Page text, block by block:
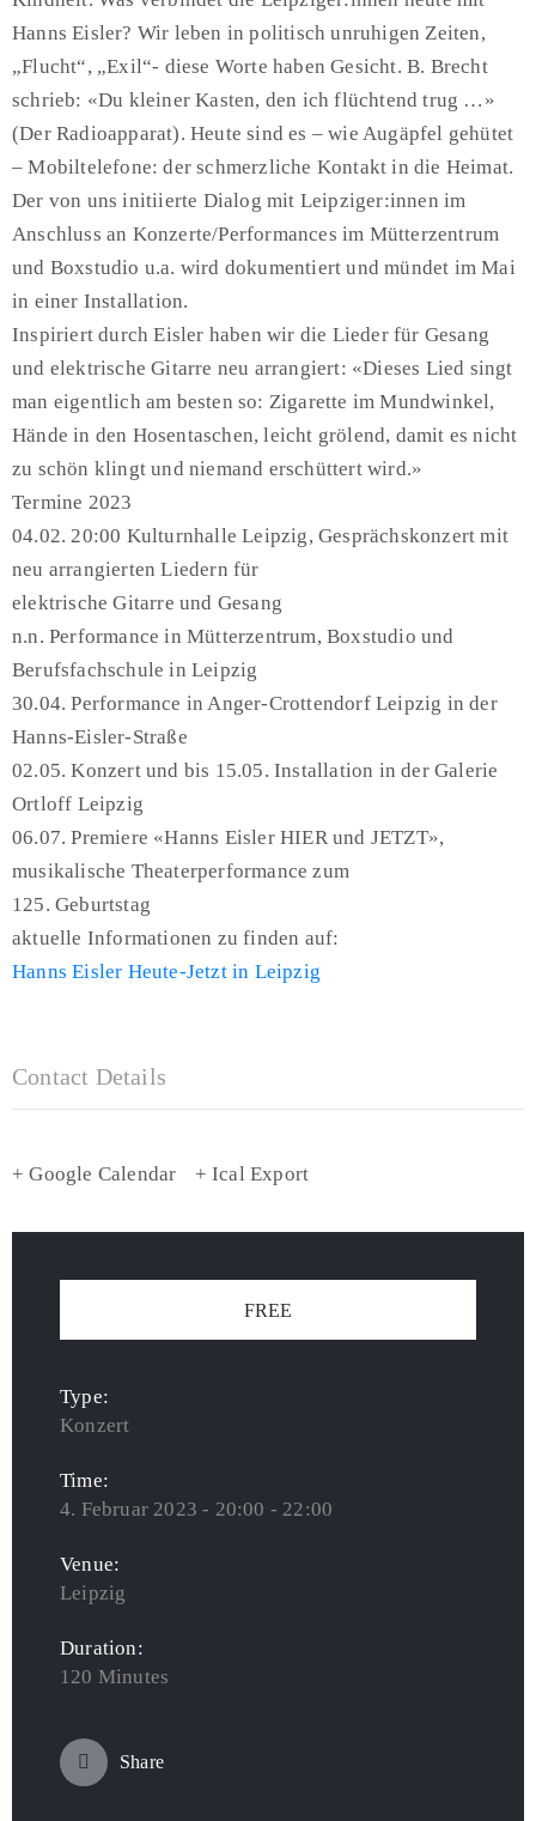
Hanns Eisler? Wir leben in politisch unruhigen Zeiten,
„Flucht“, „Exil“- diese Worte haben Gesicht. B. Brecht
schrieb: «Du kleiner Kasten, den ich flüchtend trug …»
(Der Radioapparat). Heute sind es – wie Augäpfel gehütet
– Mobiltelefone: der schmerzliche Kontakt in die Heimat.
Der von uns initiierte Dialog mit Leipziger:innen im
Anschluss an Konzerte/Performances im Mütterzentrum
und Boxstudio u.a. wird dokumentiert und mündet im Mai
in einer Installation.
Inspiriert durch Eisler haben wir die Lieder für Gesang
und elektrische Gitarre neu arrangiert: «Dieses Lied singt
man eigentlich am besten so: Zigarette im Mundwinkel,
Hände in den Hosentaschen, leicht grölend, damit es nicht
zu schön klingt und niemand erschüttert wird.»
Termine 2023
04.02. 20:00 Kulturnhalle Leipzig, Gesprächskonzert mit
neu arrangierten Liedern für
elektrische Gitarre und Gesang
n.n. Performance in Mütterzentrum, Boxstudio und
Berufsfachschule in Leipzig
30.04. Performance in Anger-Crottendorf Leipzig in der
Hanns-Eisler-Straße
02.05. Konzert und bis 15.05. Installation in der Galerie
Ortloff Leipzig
06.07. Premiere «Hanns Eisler HIER und JETZT»,
musikalische Theaterperformance zum
125. Geburtstag
aktuelle Informationen zu finden auf:
Hanns Eisler Heute-Jetzt in Leipzig
Contact Details
+ Google Calendar + Ical Export
FREE
Type:
Konzert
Time:
4. Februar 2023 - 20:00 - 22:00
Venue:
Leipzig
Duration:
120 Minutes
Share